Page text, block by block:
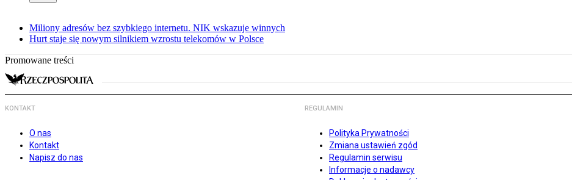
Miliony adresów bez szybkiego internetu. NIK wskazuje winnych
Hurt staje się nowym silnikiem wzrostu telekomów w Polsce
Promowane treści
KONTAKT
O nas
Kontakt
Napisz do nas
REGULAMIN
Polityka Prywatności
Zmiana ustawień zgód
Regulamin serwisu
Informacje o nadawcy